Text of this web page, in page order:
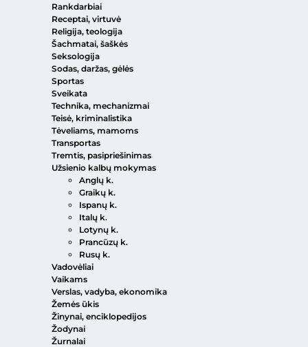
Rankdarbiai
Receptai, virtuvė
Religija, teologija
Šachmatai, šaškės
Seksologija
Sodas, daržas, gėlės
Sportas
Sveikata
Technika, mechanizmai
Teisė, kriminalistika
Tėveliams, mamoms
Transportas
Tremtis, pasipriešinimas
Užsienio kalbų mokymas
Anglų k.
Graikų k.
Ispanų k.
Italų k.
Lotynų k.
Prancūzų k.
Rusų k.
Vadovėliai
Vaikams
Verslas, vadyba, ekonomika
Žemės ūkis
Žinynai, enciklopedijos
Žodynai
Žurnalai